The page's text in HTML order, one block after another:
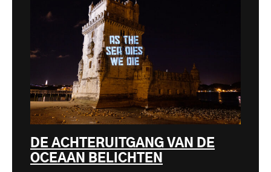
DE ACHTERUITGANG VAN DE
OCEAAN BELICHTEN